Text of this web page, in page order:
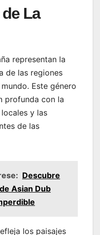
La
representan la
de las regiones
Este género
profunda con la
y las
de las
Descubre
Asian Dub
los paisajes